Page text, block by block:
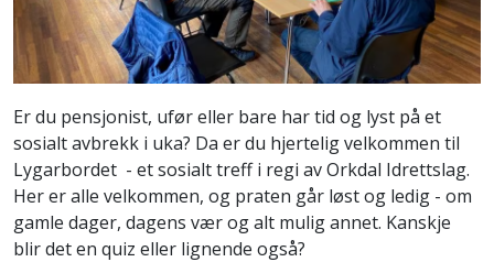
Er du pensjonist, ufør eller bare har tid og lyst på et
sosialt avbrekk i uka? Da er du hjertelig velkommen til
Lygarbordet - et sosialt treff i regi av Orkdal Idrettslag.
Her er alle velkommen, og praten går løst og ledig - om
gamle dager, dagens vær og alt mulig annet. Kanskje
blir det en quiz eller lignende også?